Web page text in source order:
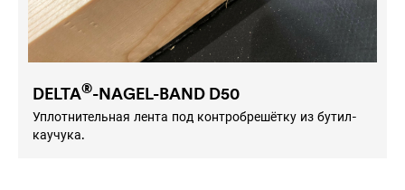
DELTA®-NAGEL-BAND D50
Уплотнительная лента под контробрешётку из бутил-
каучука.